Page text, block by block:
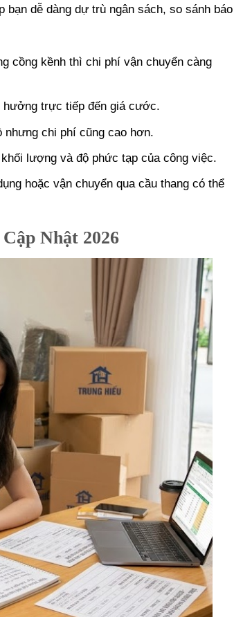
dễ dàng dự trù ngân sách, so sánh báo
cồng kềnh thì chi phí vận chuyển càng
trực tiếp đến giá cước.
chi phí cũng cao hơn.
lượng và độ phức tạp của công việc.
hoặc vận chuyển qua cầu thang có thể
Nhật 2026